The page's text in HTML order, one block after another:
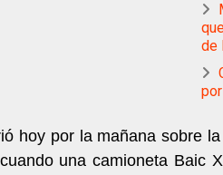
de
hoy por la mañana sobre
una camioneta Baic